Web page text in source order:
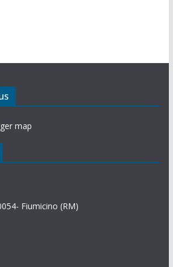
Fiumicino (RM)